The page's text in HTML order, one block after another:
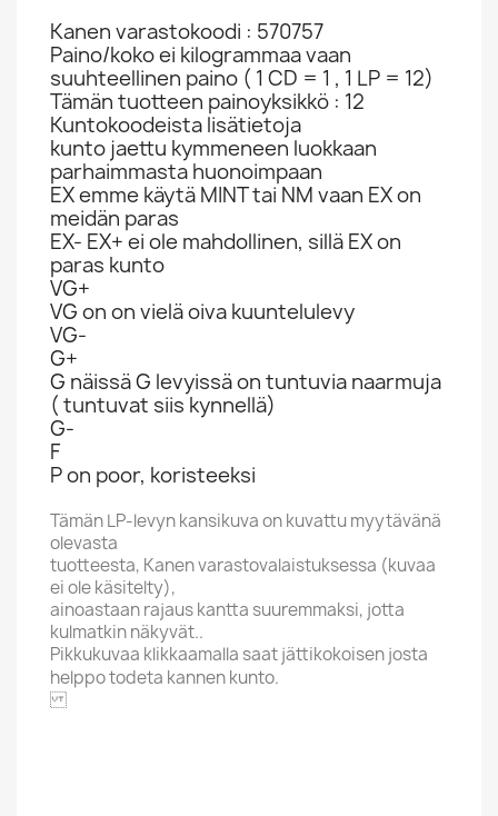
Kanen varastokoodi : 570757
Paino/koko ei kilogrammaa vaan
suuhteellinen paino ( 1 CD = 1 , 1 LP = 12)
Tämän tuotteen painoyksikkö : 12
Kuntokoodeista lisätietoja
kunto jaettu kymmeneen luokkaan
parhaimmasta huonoimpaan
EX emme käytä MINT tai NM vaan EX on
meidän paras
EX- EX+ ei ole mahdollinen, sillä EX on
paras kunto
VG+
VG on on vielä oiva kuuntelulevy
VG-
G+
G näissä G levyissä on tuntuvia naarmuja
( tuntuvat siis kynnellä)
G-
F
P on poor, koristeeksi
Tämän LP-levyn kansikuva on kuvattu myytävänä
olevasta
tuotteesta, Kanen varastovalaistuksessa (kuvaa
ei ole käsitelty),
ainoastaan rajaus kantta suuremmaksi, jotta
kulmatkin näkyvät..
Pikkukuvaa klikkaamalla saat jättikokoisen josta
helppo todeta kannen kunto.